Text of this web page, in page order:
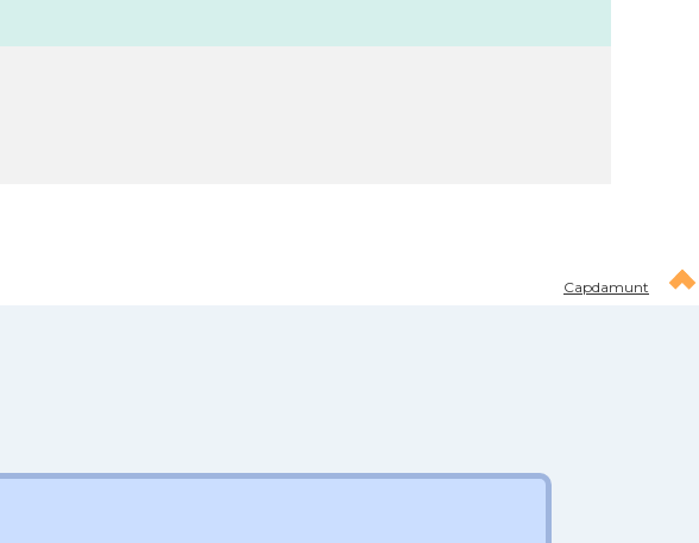
Capdamunt